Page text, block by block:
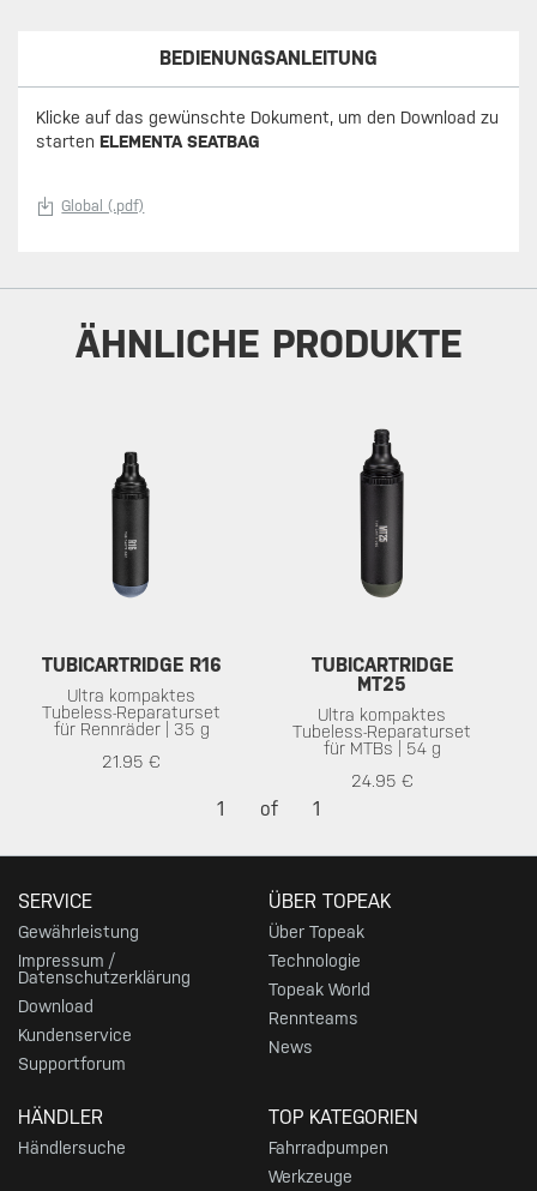
BEDIENUNGSANLEITUNG
Klicke auf das gewünschte Dokument, um den Download zu
starten ELEMENTA SEATBAG
Global (.pdf)
ÄHNLICHE PRODUKTE
TUBICARTRIDGE R16
Ultra kompaktes
Tubeless-Reparaturset
für Rennräder | 35 g
21.95 €
TUBICARTRIDGE
MT25
Ultra kompaktes
Tubeless-Reparaturset
für MTBs | 54 g
24.95 €
1 of 1
SERVICE
Gewährleistung
Impressum /
Datenschutzerklärung
Download
Kundenservice
Supportforum
ÜBER TOPEAK
Über Topeak
Technologie
Topeak World
Rennteams
News
HÄNDLER
Händlersuche
TOP KATEGORIEN
Fahrradpumpen
Werkzeuge